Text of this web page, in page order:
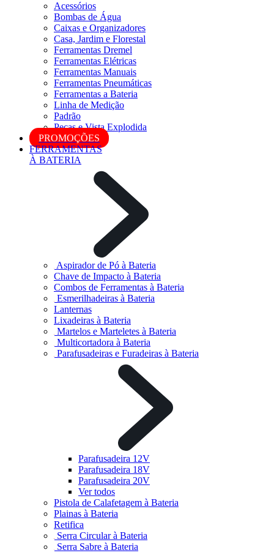
Acessórios
Bombas de Água
Caixas e Organizadores
Casa, Jardim e Florestal
Ferramentas Dremel
Ferramentas Elétricas
Ferramentas Manuais
Ferramentas Pneumáticas
Ferramentas a Bateria
Linha de Medição
Padrão
Peças e Vista Explodida
PROMOÇÕES
FERRAMENTAS
À BATERIA
Aspirador de Pó à Bateria
Chave de Impacto à Bateria
Combos de Ferramentas à Bateria
Esmerilhadeiras à Bateria
Lanternas
Lixadeiras à Bateria
Martelos e Marteletes à Bateria
Multicortadora à Bateria
Parafusadeiras e Furadeiras à Bateria
Parafusadeira 12V
Parafusadeira 18V
Parafusadeira 20V
Ver todos
Pistola de Calafetagem à Bateria
Plainas à Bateria
Retifica
Serra Circular à Bateria
Serra Sabre à Bateria